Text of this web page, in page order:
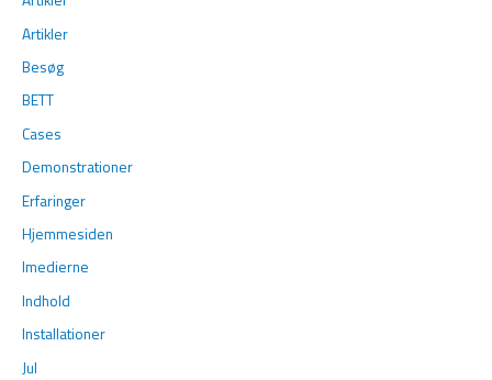
Artikler
Besøg
BETT
Cases
Demonstrationer
Erfaringer
Hjemmesiden
Imedierne
Indhold
Installationer
Jul